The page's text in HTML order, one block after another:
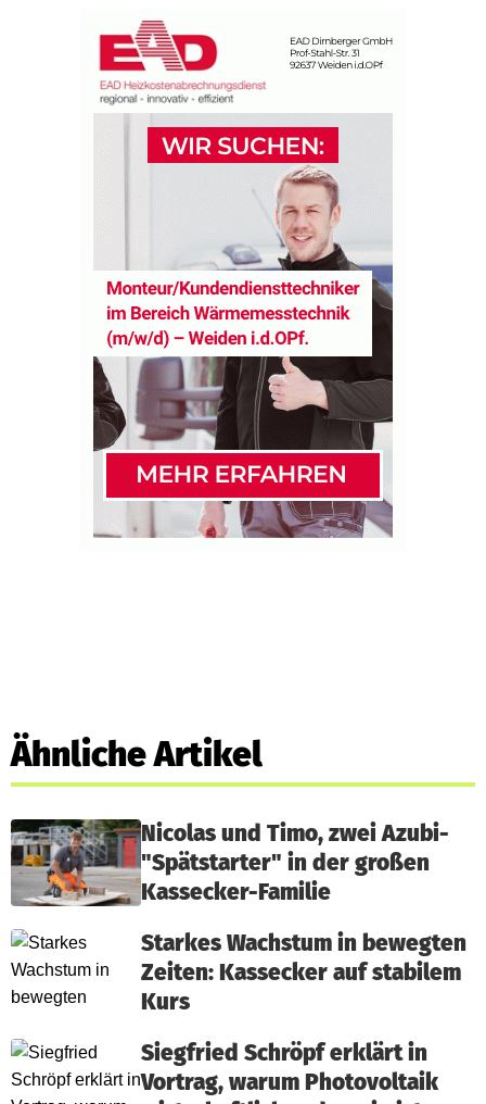
Ähnliche Artikel
Nicolas und Timo, zwei Azubi-
"Spätstarter" in der großen
Kassecker-Familie
Starkes Wachstum in bewegten
Zeiten: Kassecker auf stabilem
Kurs
Siegfried Schröpf erklärt in
Vortrag, warum Photovoltaik